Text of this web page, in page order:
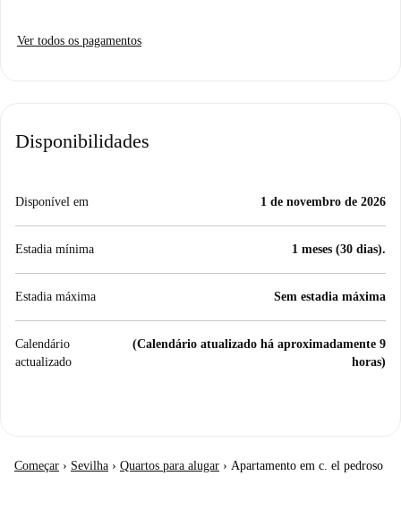
Ver todos os pagamentos
Disponibilidades
Disponível em 1 de novembro de 2026
Estadia mínima 1 meses (30 dias).
Estadia máxima Sem estadia máxima
Calendário
actualizado
(Calendário atualizado há aproximadamente 9
horas)
Começar › Sevilha › Quartos para alugar › Apartamento em c. el pedroso